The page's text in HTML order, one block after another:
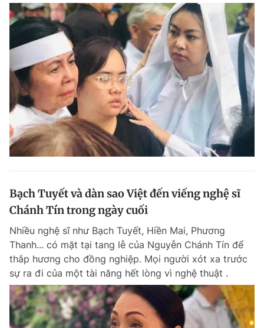
Bạch Tuyết và dàn sao Việt đến viếng nghệ sĩ
Chánh Tín trong ngày cuối
Nhiều nghệ sĩ như Bạch Tuyết, Hiền Mai, Phương
Thanh... có mặt tại tang lễ của Nguyễn Chánh Tín để
thắp hương cho đồng nghiệp. Mọi người xót xa trước
sự ra đi của một tài năng hết lòng vì nghệ thuật .